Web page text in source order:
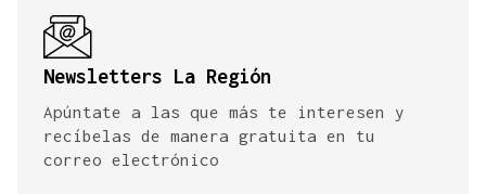
Newsletters La Región
Apúntate a las que más te interesen y
recíbelas de manera gratuita en tu
correo electrónico